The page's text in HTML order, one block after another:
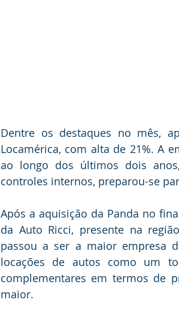
Dentre os destaques no mês,
Locamérica, com alta de 21%. A
ao longo dos últimos dois
controles internos, preparou-se
Após a aquisição da Panda no
da Auto Ricci, presente na
passou a ser a maior empresa
locações de autos como um
complementares em termos de
maior.